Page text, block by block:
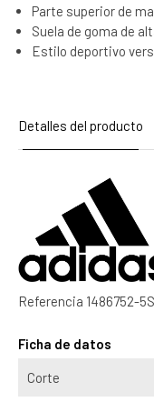
Parte superior de
Suela de goma de
Estilo deportivo
Detalles del producto
Referencia 1486752-
Ficha de datos
Corte